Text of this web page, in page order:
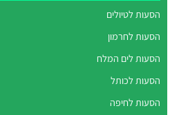
הסעות לטיולים
הסעות לחרמון
הסעות לים המלח
הסעות לכותל
הסעות לחיפה